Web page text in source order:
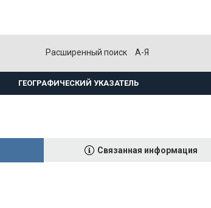
Расширенный поиск А-Я
ГЕОГРАФИЧЕСКИЙ УКАЗАТЕЛЬ
Связанная информация